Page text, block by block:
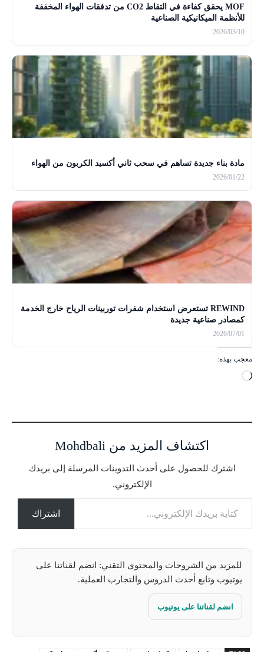
MOF يحقق كفاءة في التقاط CO2 من تدفقات الهواء المخففة
للأنظمة الميكانيكية الصناعية
2026/03/10
مادة بناء جديدة تساهم في سحب ثاني أكسيد الكربون من الهواء
2026/01/22
REWIND تستعرض استخدام شفرات توربينات الرياح خارج الخدمة
كمصادر صناعية جديدة
2026/07/01
معجب بهذه:
ج
ي
ل
اكتشاف المزيد من Mohdbali
اشترك للحصول على أحدث التدوينات المرسلة إلى بريدك
الإلكتروني.
كتابة بريدك الإلكتروني...
اشتراك
للمزيد من الشروحات والمحتوى التقني: انضم لقناتنا على
يوتيوب وتابع أحدث الدروس والتجارب العملية.
انضم لقناتنا على يوتيوب